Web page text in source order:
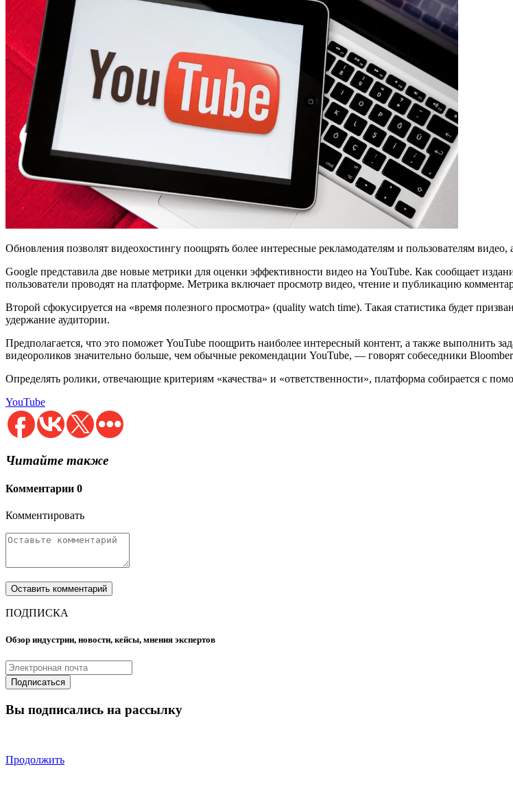
Обновления позволят видеохостингу поощрять более интересные рекламодателям и пользователям
Google представила две новые метрики для оценки эффективности видео на YouTube. Как сообщает
пользователи проводят на платформе. Метрика включает просмотр видео, чтение и публикацию
Второй сфокусируется на «время полезного просмотра» (quality watch time). Такая статистика будет
удержание аудитории.
Предполагается, что это поможет YouTube поощрить наиболее интересный контент, а также выполнить
видеороликов значительно больше, чем обычные рекомендации YouTube, — говорят собеседники
Определять ролики, отвечающие критериям «качества» и «ответственности», платформа собирается с
YouTube
Читайте также
Комментарии 0
Комментировать
ПОДПИСКА
Обзор индустрии, новости, кейсы, мнения экспертов
Вы подписались на рассылку
Продолжить